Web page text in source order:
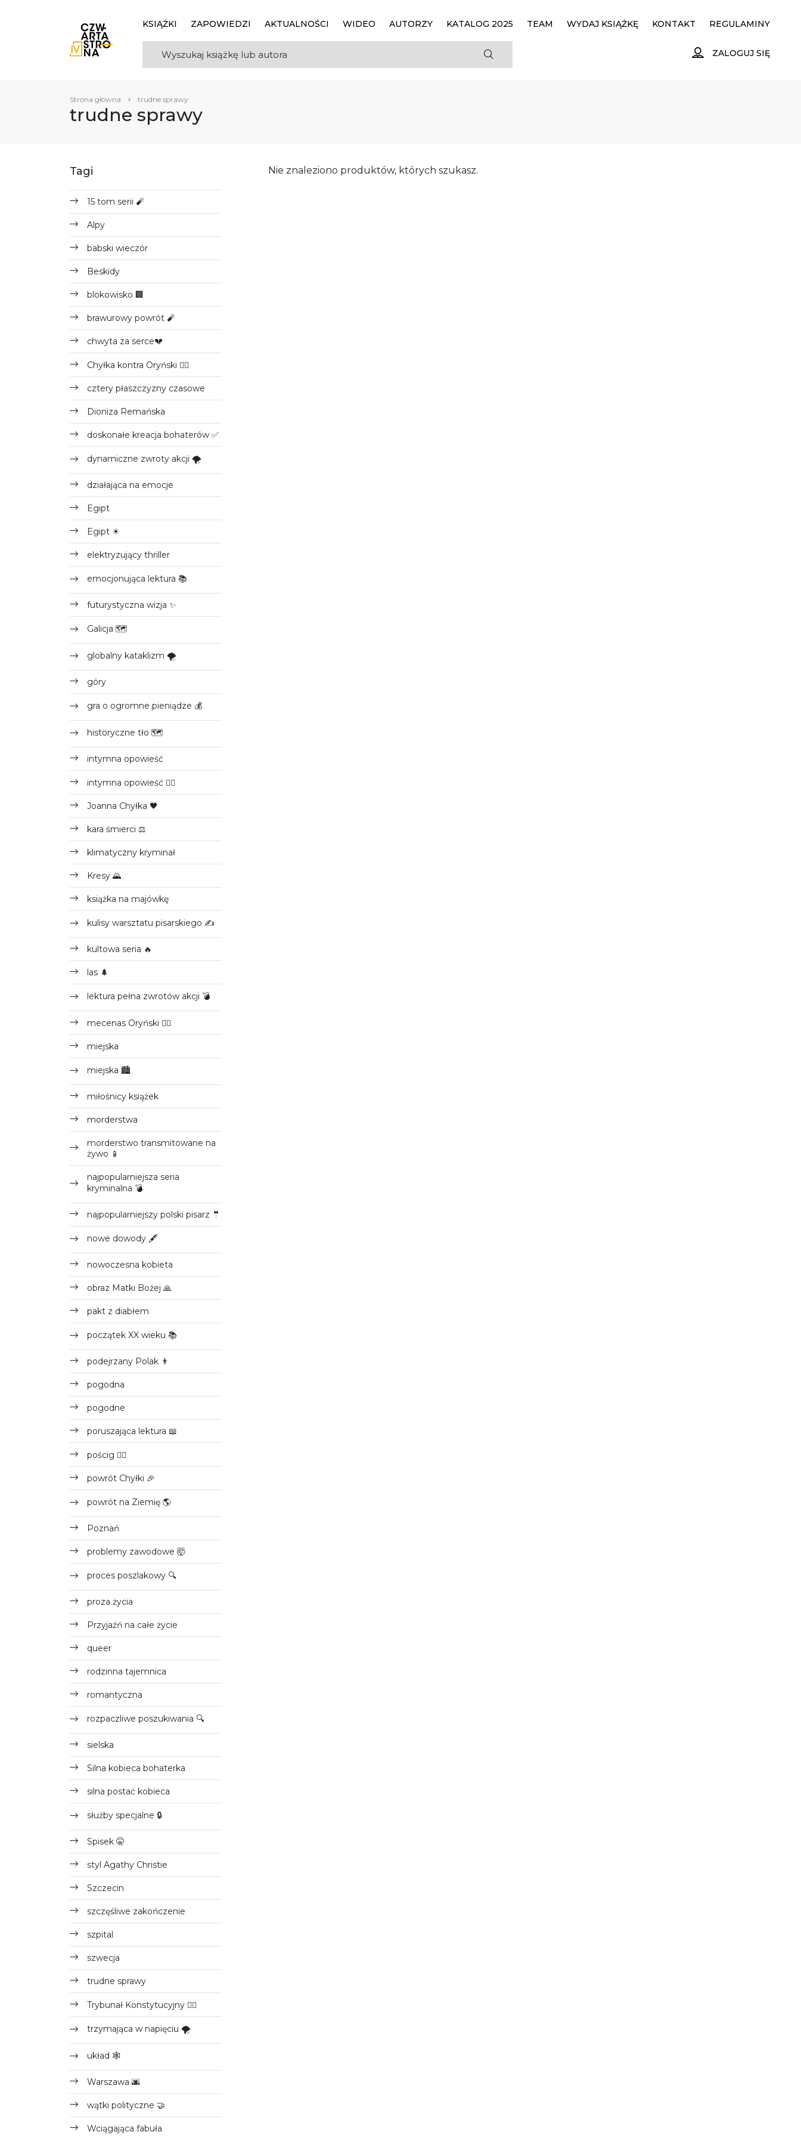
KSIĄŻKI ZAPOWIEDZI AKTUALNOŚCI WIDEO AUTORZY KATALOG 2025 TEAM WYDAJ KSIĄŻKĘ KONTAKT REGULAMINY
ZALOGUJ SIĘ
Strona główna trudne sprawy
trudne sprawy
Tagi
15 tom serii 🧨
Alpy
babski wieczór
Beskidy
blokowisko 🏢
brawurowy powrót 🧨
chwyta za serce💔
Chyłka kontra Oryński 👩‍⚖️
cztery płaszczyzny czasowe
Dioniza Remańska
doskonałe kreacja bohaterów ✅
dynamiczne zwroty akcji 🌪
działająca na emocje
Egipt
Egipt ☀
elektryzujący thriller
emocjonująca lektura 📚
futurystyczna wizja ✨
Galicja 🗺
globalny kataklizm 🌪
góry
gra o ogromne pieniądze 💰
historyczne tło 🗺
intymna opowieść
intymna opowieść 🧍‍♀️
Joanna Chyłka 🖤
kara śmierci ⚖
klimatyczny kryminał
Kresy 🌄
książka na majówkę
kulisy warsztatu pisarskiego ✍
kultowa seria 🔥
las 🌲
lektura pełna zwrotów akcji 💣
mecenas Oryński 👨‍⚖️
miejska
miejska 🏙
miłośnicy książek
morderstwa
morderstwo transmitowane na
żywo 📱
najpopularniejsza seria
kryminalna 💣
najpopularniejszy polski pisarz 🤵
nowe dowody 🖋
nowoczesna kobieta
obraz Matki Bożej 🙏
pakt z diabłem
początek XX wieku 📚
podejrzany Polak 👨
pogodna
pogodne
poruszająca lektura 📖
pościg 🏃‍♂️
powrót Chyłki 🎉
powrót na Ziemię 🌎
Poznań
problemy zawodowe 🤯
proces poszlakowy 🔍
proza życia
Przyjaźń na całe życie
queer
rodzinna tajemnica
romantyczna
rozpaczliwe poszukiwania 🔍
sielska
Silna kobieca bohaterka
silna postać kobieca
służby specjalne 🔒
Spisek 🤫
styl Agathy Christie
Szczecin
szczęśliwe zakończenie
szpital
szwecja
trudne sprawy
Trybunał Konstytucyjny 👩‍⚖️
trzymająca w napięciu 🌪
układ 🕸
Warszawa 🌆
wątki polityczne 🤝
Wciągająca fabuła
Nie znaleziono produktów, których szukasz.